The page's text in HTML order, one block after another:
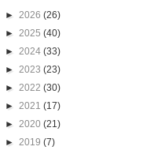
► 2026 (26)
► 2025 (40)
► 2024 (33)
► 2023 (23)
► 2022 (30)
► 2021 (17)
► 2020 (21)
► 2019 (7)